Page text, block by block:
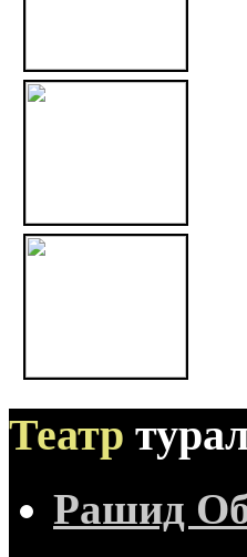
Театр
Рашид